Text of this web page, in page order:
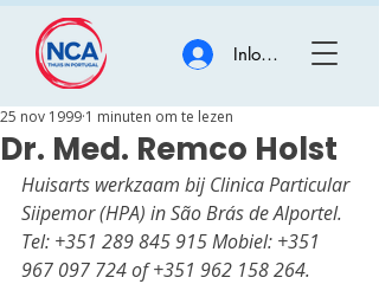
Inloggen
Dr. Med. Remco Holst
25 nov 1999 1 minuten om te lezen
Huisarts werkzaam bij Clinica Particular
Siipemor (HPA) in São Brás de Alportel.
Tel: +351 289 845 915 Mobiel: +351
967 097 724 of +351 962 158 264.